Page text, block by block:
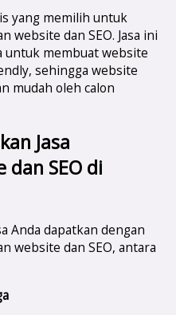
yang memilih untuk
website dan SEO. Jasa ini
untuk membuat website
sehingga website
mudah oleh calon
Jasa
SEO di
Anda dapatkan dengan
website dan SEO, antara